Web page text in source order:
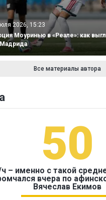
2026, 15:23
Моуринью в «Реале»: как
Мадрида
Все материалы автора
50
– именно с такой
вчера по
Вячеслав Екимов